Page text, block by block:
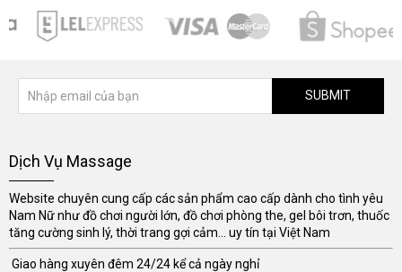
SUBMIT
Dịch Vụ Massage
Website chuyên cung cấp các sản phẩm cao cấp dành cho tình yêu
Nam Nữ như đồ chơi người lớn, đồ chơi phòng the, gel bôi trơn, thuốc
tăng cường sinh lý, thời trang gợi cảm... uy tín tại Việt Nam
Giao hàng xuyên đêm 24/24 kể cả ngày nghỉ